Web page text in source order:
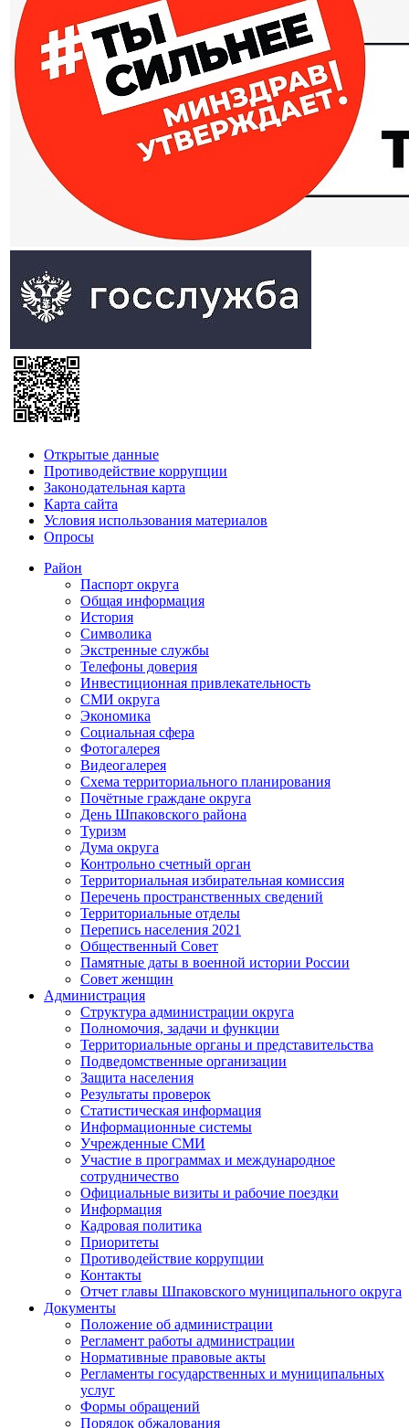
Открытые данные
Противодействие коррупции
Законодательная карта
Карта сайта
Условия использования материалов
Опросы
Район
Паспорт округа
Общая информация
История
Символика
Экстренные службы
Телефоны доверия
Инвестиционная привлекательность
СМИ округа
Экономика
Социальная сфера
Фотогалерея
Видеогалерея
Схема территориального планирования
Почётные граждане округа
День Шпаковского района
Туризм
Дума округа
Контрольно счетный орган
Территориальная избирательная комиссия
Перечень пространственных сведений
Территориальные отделы
Перепись населения 2021
Общественный Совет
Памятные даты в военной истории России
Совет женщин
Администрация
Структура администрации округа
Полномочия, задачи и функции
Территориальные органы и представительства
Подведомственные организации
Защита населения
Результаты проверок
Статистическая информация
Информационные системы
Учрежденные СМИ
Участие в программах и международное
сотрудничество
Официальные визиты и рабочие поездки
Информация
Кадровая политика
Приоритеты
Противодействие коррупции
Контакты
Отчет главы Шпаковского муниципального округа
Документы
Положение об администрации
Регламент работы администрации
Нормативные правовые акты
Регламенты государственных и муниципальных
услуг
Формы обращений
Порядок обжалования